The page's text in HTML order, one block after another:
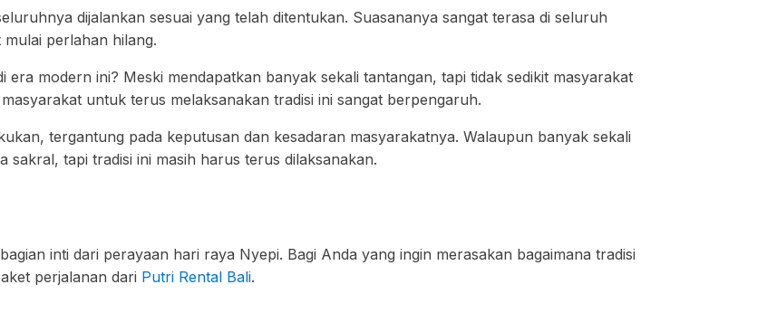
dijalankan sesuai yang telah ditentukan. Suasananya sangat terasa di seluruh
perlahan hilang.
era modern ini? Meski mendapatkan banyak sekali tantangan, tapi tidak sedikit masyarakat
untuk terus melaksanakan tradisi ini sangat berpengaruh.
tergantung pada keputusan dan kesadaran masyarakatnya. Walaupun banyak sekali
tapi tradisi ini masih harus terus dilaksanakan.
inti dari perayaan hari raya Nyepi. Bagi Anda yang ingin merasakan bagaimana tradisi
perjalanan dari Putri Rental Bali.